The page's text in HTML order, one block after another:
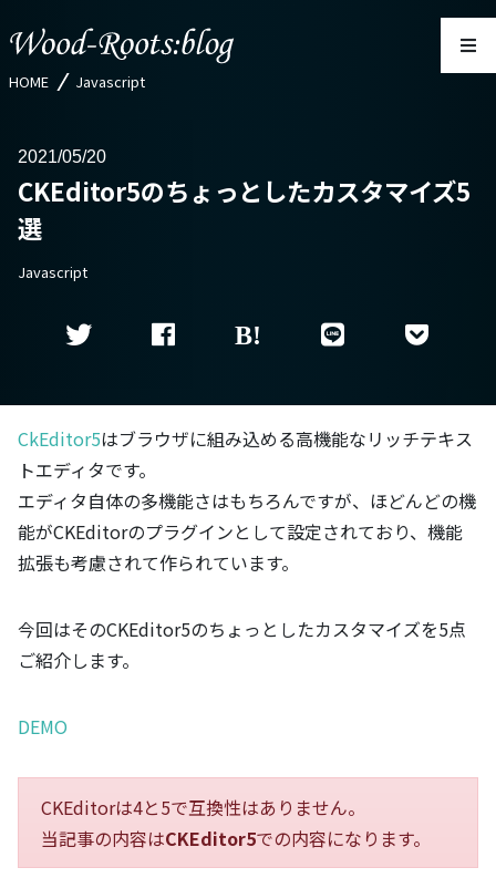
HOME Javascript
2021 05/20
CKEditor5のちょっとしたカスタマイズ5
選
Javascript
CkEditor5はブラウザに組み込める高機能なリッチテキス
トエディタです。
エディタ自体の多機能さはもちろんですが、ほどんどの機
能がCKEditorのプラグインとして設定されており、機能
拡張も考慮されて作られています。
今回はそのCKEditor5のちょっとしたカスタマイズを5点
ご紹介します。
DEMO
CKEditorは4と5で互換性はありません。
当記事の内容はCKEditor5での内容になります。